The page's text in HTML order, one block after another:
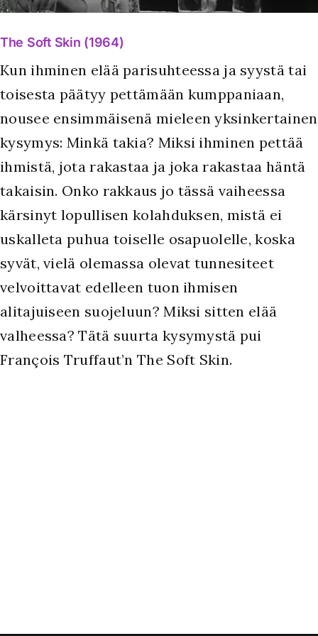
The Soft Skin (1964)
Kun ihminen elää parisuhteessa ja syystä tai
toisesta päätyy pettämään kumppaniaan,
nousee ensimmäisenä mieleen yksinkertainen
kysymys: Minkä takia? Miksi ihminen pettää
ihmistä, jota rakastaa ja joka rakastaa häntä
takaisin. Onko rakkaus jo tässä vaiheessa
kärsinyt lopullisen kolahduksen, mistä ei
uskalleta puhua toiselle osapuolelle, koska
syvät, vielä olemassa olevat tunnesiteet
velvoittavat edelleen tuon ihmisen
alitajuiseen suojeluun? Miksi sitten elää
valheessa? Tätä suurta kysymystä pui
François Truffaut’n The Soft Skin.